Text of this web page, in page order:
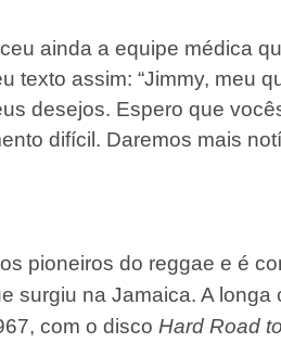
ainda a equipe médica
texto assim: “Jimmy, meu
desejos. Espero que
difícil. Daremos mais
pioneiros do reggae e é
surgiu na Jamaica. A longa
com o disco Hard Road